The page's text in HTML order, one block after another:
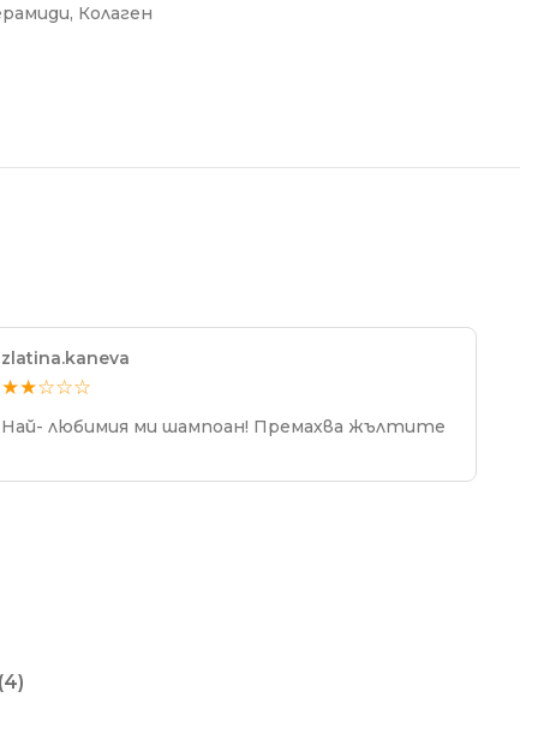
Колаген
zlatina.kaneva
★★☆☆☆
Най- любимия ми шампоан! Премахва жълтите